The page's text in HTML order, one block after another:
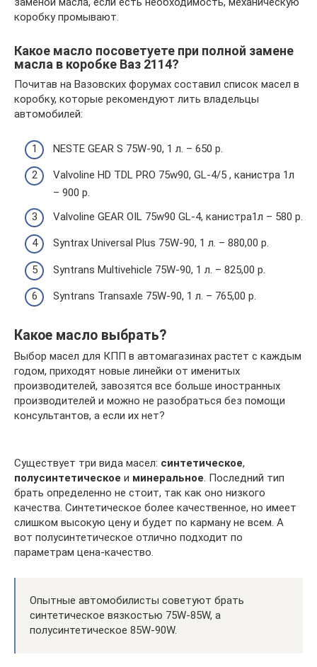
коробку промывают.
Какое масло посоветуете при полной замене
масла в коробке Ваз 2114?
Почитав на Вазовских форумах составил список масел в
коробку, которые рекомендуют лить владельцы
автомобилей:
NESTE GEAR S 75W-90, 1 л. – 650 р.
Valvoline HD TDL PRO 75w90, GL-4/5 , канистра 1л
– 900 р.
Valvoline GEAR OIL 75w90 GL-4, канистра1л – 580 р.
Syntrax Universal Plus 75W-90, 1 л. – 880,00 р.
Syntrans Multivehicle 75W-90, 1 л. – 825,00 р.
Syntrans Transaxle 75W-90, 1 л. – 765,00 р.
Какое масло выбрать?
Выбор масел для КПП в автомагазинах растет с каждым
годом, приходят новые линейки от именитых
производителей, завозятся все больше иностранных
производителей и можно не разобраться без помощи
консультантов, а если их нет?
Существует три вида масел: синтетическое,
полусинтетическое и минеральное. Последний тип
брать определенно не стоит, так как оно низкого
качества. Синтетическое более качественное, но имеет
слишком высокую цену и будет по карману не всем. А
вот полусинтетическое отлично подходит по
параметрам цена-качество.
Опытные автомобилисты советуют брать
синтетическое вязкостью 75W-85W, а
полусинтетическое 85W-90W.